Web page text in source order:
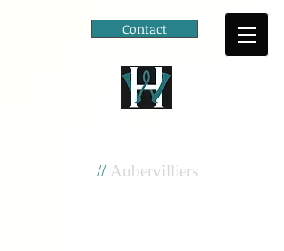
Contact
//Aubervilliers